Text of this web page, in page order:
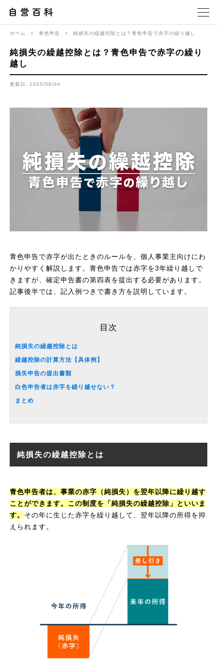
ホーム > 青色申告 > 純損失の繰越控除とは？青色申告で赤字の繰り越し
純損失の繰越控除とは？青色申告で赤字の繰り
越し
更新日: 2025/06/04
青色申告で赤字が出たときのルールを、個人事業主向けにわ
かりやすく解説します。青色申告では赤字を3年繰り越しで
きますが、確定申告書の第四表を提出する必要があります。
記事後半では、記入例つきで書き方を説明しています。
目次
純損失の繰越控除とは
繰越控除の計算方法【具体例】
損失申告の提出書類
白色申告者は赤字を繰り越せない？
まとめ
純損失の繰越控除とは
青色申告者は、事業の赤字（純損失）を翌年以降に繰り越す
ことができます。この制度を「純損失の繰越控除」といいま
す。 その年に生じた赤字を繰り越して、翌年以降の所得を抑
えられます。